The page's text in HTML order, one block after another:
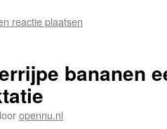
reactie plaatsen
bananen
opennu.nl